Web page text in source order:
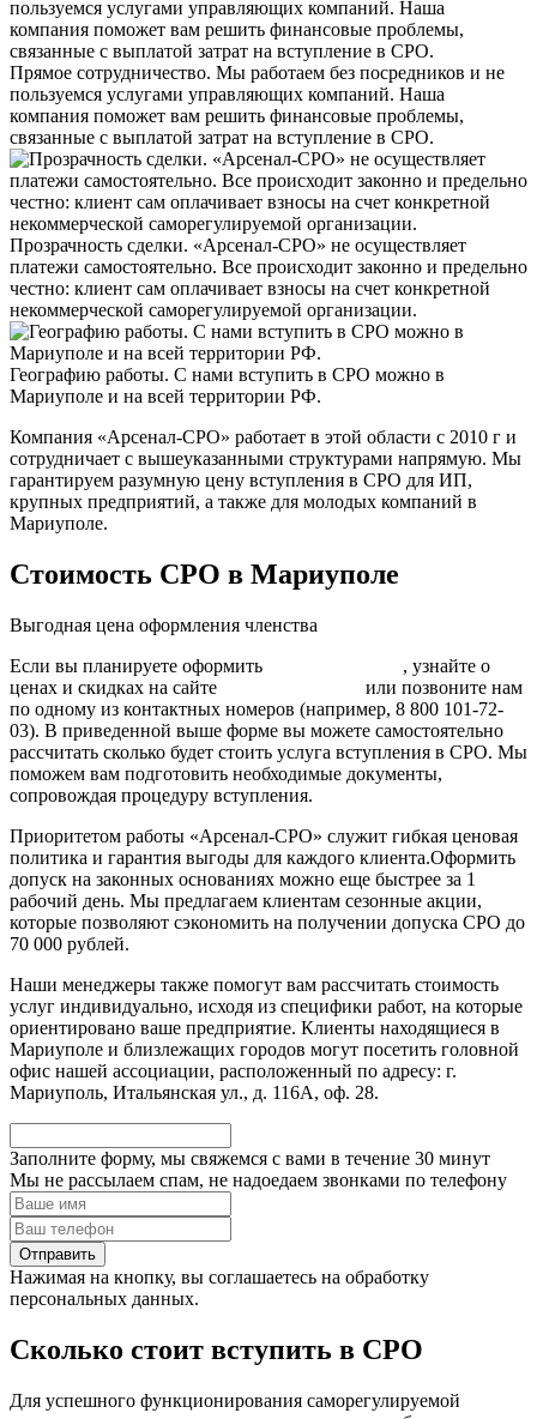
Прямое сотрудничество. Мы работаем без посредников и не
пользуемся услугами управляющих компаний. Наша
компания поможет вам решить финансовые проблемы,
связанные с выплатой затрат на вступление в СРО.
Прозрачность сделки. «Арсенал-СРО» не осуществляет
платежи самостоятельно. Все происходит законно и предельно
честно: клиент сам оплачивает взносы на счет конкретной
некоммерческой саморегулируемой организации.
Географию работы. С нами вступить в СРО можно в
Мариуполе и на всей территории РФ.
Компания «Арсенал-СРО» работает в этой области с 2010 г и
сотрудничает с вышеуказанными структурами напрямую. Мы
гарантируем разумную цену вступления в СРО для ИП,
крупных предприятий, а также для молодых компаний в
Мариуполе.
Стоимость СРО в Мариуполе
Выгодная цена оформления членства
Если вы планируете оформить
, узнайте о
ценах и скидках на сайте
или позвоните нам
по одному из контактных номеров (например, 8 800 101-72-
03). В приведенной выше форме вы можете самостоятельно
рассчитать сколько будет стоить услуга вступления в СРО. Мы
поможем вам подготовить необходимые документы,
сопровождая процедуру вступления.
Приоритетом работы «Арсенал-СРО» служит гибкая ценовая
политика и гарантия выгоды для каждого клиента.Оформить
допуск на законных основаниях можно еще быстрее за 1
рабочий день. Мы предлагаем клиентам сезонные акции,
которые позволяют сэкономить на получении допуска СРО до
70 000 рублей.
Наши менеджеры также помогут вам рассчитать стоимость
услуг индивидуально, исходя из специфики работ, на которые
ориентировано ваше предприятие. Клиенты находящиеся в
Мариуполе и близлежащих городов могут посетить головной
офис нашей ассоциации, расположенный по адресу: г.
Мариуполь, Итальянская ул., д. 116А, оф. 28.
Заполните форму, мы свяжемся с вами в течение 30 минут
Мы не рассылаем спам, не надоедаем звонками по телефону
Нажимая на кнопку, вы соглашаетесь на обработку
персональных данных.
Сколько стоит вступить в СРО
Для успешного функционирования саморегулируемой